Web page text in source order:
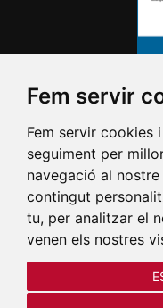
Fem servir
Fem servir cookies
seguiment per
navegació al
contingut
tu, per analitzar el
venen els nostres